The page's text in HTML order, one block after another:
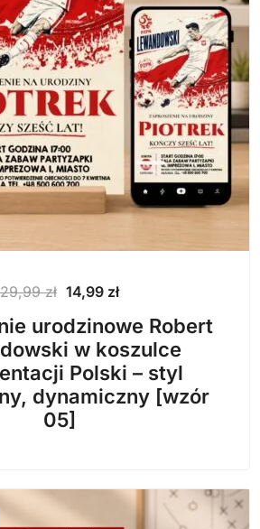
29,99zł Pierwotna
cena
wynosiła:
29,99 zł.
14,99 złAktualna
cena
wynosi:
14,99 zł.
urodzinowe Robert
w koszulce
Polski – styl
dynamiczny [wzór
05]